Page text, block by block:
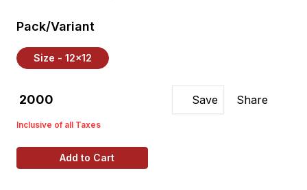
Pack/Variant
Size - 12x12
₹ 2000 Save Share
Inclusive of all Taxes
Add to Cart